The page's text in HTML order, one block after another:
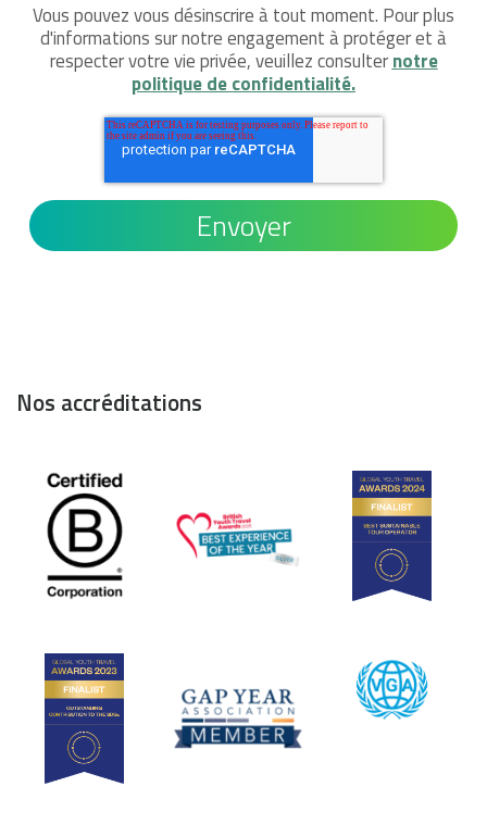
Vous pouvez vous désinscrire à tout moment. Pour plus
d'informations sur notre engagement à protéger et à
respecter votre vie privée, veuillez consulternotre
politique de confidentialité.
Nos accréditations